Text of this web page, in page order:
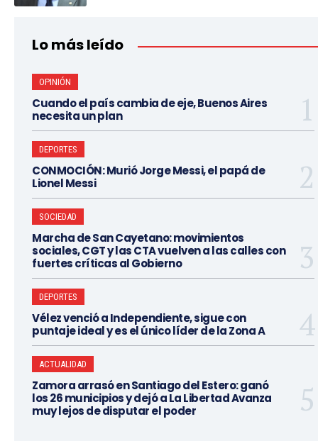
Lo más leído
OPINIÓN
Cuando el país cambia de eje, Buenos Aires
necesita un plan
DEPORTES
CONMOCIÓN: Murió Jorge Messi, el papá de
Lionel Messi
SOCIEDAD
Marcha de San Cayetano: movimientos
sociales, CGT y las CTA vuelven a las calles con
fuertes críticas al Gobierno
DEPORTES
Vélez venció a Independiente, sigue con
puntaje ideal y es el único líder de la Zona A
ACTUALIDAD
Zamora arrasó en Santiago del Estero: ganó
los 26 municipios y dejó a La Libertad Avanza
muy lejos de disputar el poder